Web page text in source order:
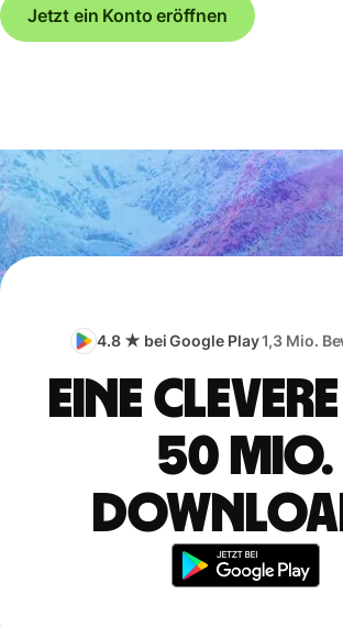
Jetzt ein Konto eröffnen
4.8 ★ bei Google Play1,3 Mio.
Eine clevere
50 Mio.